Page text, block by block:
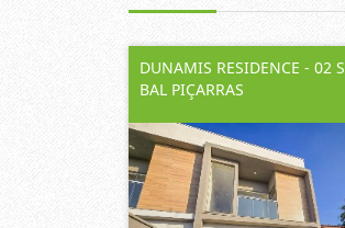
DUNAMIS RESIDENCE - 02
BAL PIÇARRAS